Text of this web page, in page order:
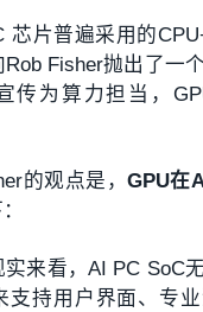
芯片普遍采用的
Fisher抛出了一
传为算力担当，
的观点是， GPU在
来看，AI PC SoC
支持用户界面、专